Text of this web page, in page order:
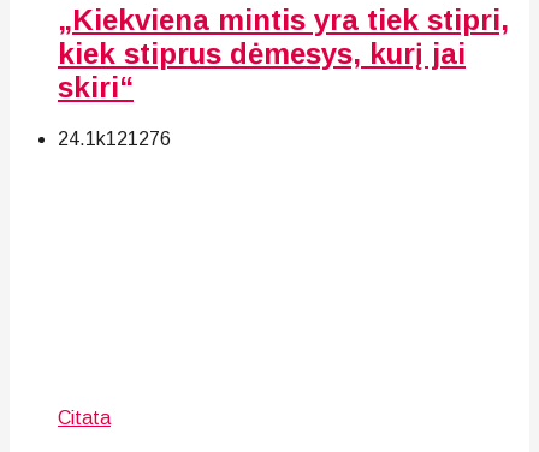
„Kiekviena mintis yra tiek stipri,
kiek stiprus dėmesys, kurį jai
skiri“
24.1k121 276
Citata